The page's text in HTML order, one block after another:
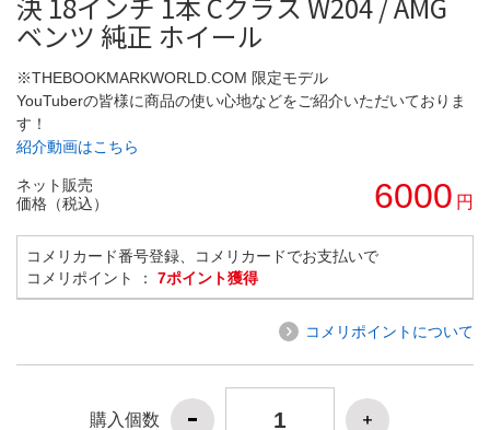
ベンツ 純正 ホイール
※THEBOOKMARKWORLD.COM 限定モデル
YouTuberの皆様に商品の使い心地などをご紹介いただいておりま
す！
紹介動画はこちら
ネット販売
価格（税込）
6000 円
コメリカード番号登録、コメリカードでお支払いで
コメリポイント ： 7ポイント獲得
コメリポイントについて
購入個数